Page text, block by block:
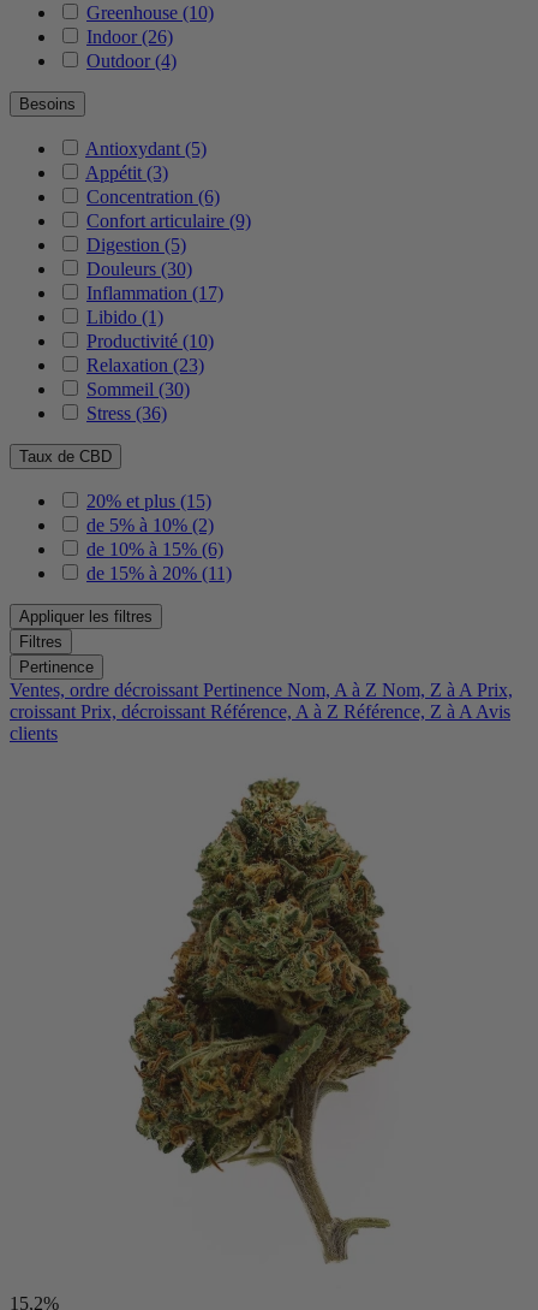
Greenhouse (10)
Indoor (26)
Outdoor (4)
Besoins
Antioxydant (5)
Appétit (3)
Concentration (6)
Confort articulaire (9)
Digestion (5)
Douleurs (30)
Inflammation (17)
Libido (1)
Productivité (10)
Relaxation (23)
Sommeil (30)
Stress (36)
Taux de CBD
20% et plus (15)
de 5% à 10% (2)
de 10% à 15% (6)
de 15% à 20% (11)
Appliquer les filtres
Filtres
Pertinence
Ventes, ordre décroissant Pertinence Nom, A à Z Nom, Z à A Prix,
croissant Prix, décroissant Référence, A à Z Référence, Z à A Avis
clients
15,2%